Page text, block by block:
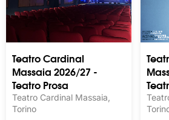
Teatro Cardinal
Massaia 2026/27 -
Teatro Prosa
Teatro Cardinal Massaia,
Torino